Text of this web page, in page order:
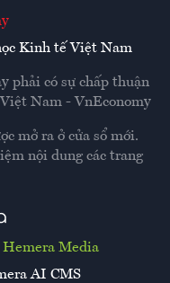
Hemera Media
AI CMS
Kinh tế Việt Nam
phải có sự chấp thuận
Nam - VnEconomy
mở ra ở cửa sổ mới.
nội dung các trang